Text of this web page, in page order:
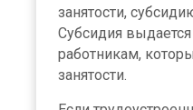
занятости,
Субсидия
работникам,
занятости.